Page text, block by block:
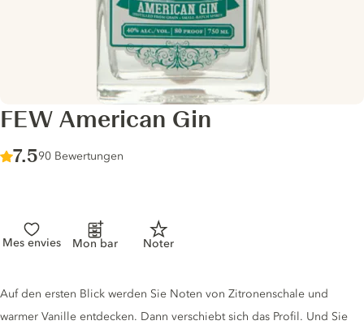
FEW American Gin
Score :
7.5/ 10
90 Bewertungen
Mes envies Mon bar Noter
Gin description
Auf den ersten Blick werden Sie Noten von Zitronenschale und
warmer Vanille entdecken. Dann verschiebt sich das Profil. Und Sie